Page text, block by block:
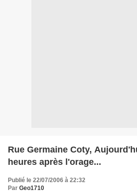
Rue Germaine Coty,
heures après l'orage...
Publié le 22/07/2006 à 22:32
Par Geo1710